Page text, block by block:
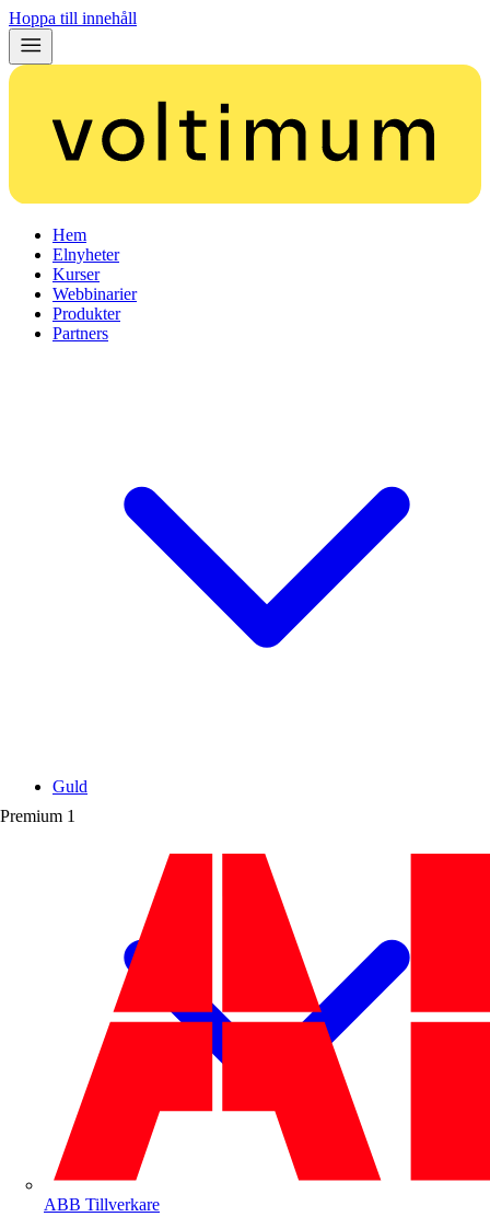
Hoppa till innehåll
Hem
Elnyheter
Kurser
Webbinarier
Produkter
Partners
Premium 1
ABB Tillverkare
Guld